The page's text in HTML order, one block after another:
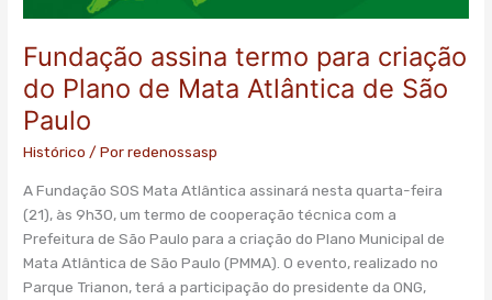
Fundação assina termo para criação
do Plano de Mata Atlântica de São
Paulo
Histórico / Porredenossasp
A Fundação SOS Mata Atlântica assinará nesta quarta-feira
(21), às 9h30, um termo de cooperação técnica com a
Prefeitura de São Paulo para a criação do Plano Municipal de
Mata Atlântica de São Paulo (PMMA). O evento, realizado no
Parque Trianon, terá a participação do presidente da ONG,